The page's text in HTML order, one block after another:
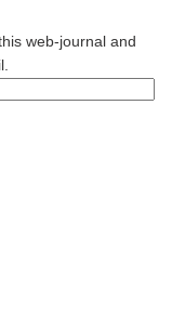
web-journal and